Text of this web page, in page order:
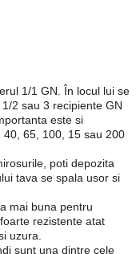
1/1 GN. În locul lui se
2 sau 3 recipiente GN
este si
65, 100, 15 sau 200
poti depozita
tava se spala usor si
mai buna pentru
rezistente atat
uzura.
sunt una dintre cele